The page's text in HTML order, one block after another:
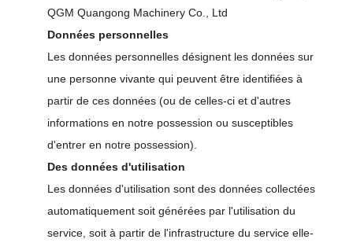
QGM Quangong Machinery Co., Ltd
Données personnelles
Les données personnelles désignent les données sur
une personne vivante qui peuvent être identifiées à
partir de ces données (ou de celles-ci et d'autres
informations en notre possession ou susceptibles
d'entrer en notre possession).
Des données d'utilisation
Les données d'utilisation sont des données collectées
automatiquement soit générées par l'utilisation du
service, soit à partir de l'infrastructure du service elle-